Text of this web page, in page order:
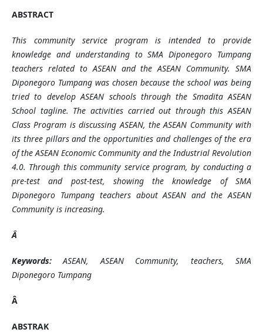
ABSTRACT
This community service program is intended to provide
knowledge and understanding to SMA Diponegoro Tumpang
teachers related to ASEAN and the ASEAN Community. SMA
Diponegoro Tumpang was chosen because the school was being
triedto develop ASEAN schools through the Smadita ASEAN
School tagline. The activities carried out throughthis ASEAN
Class Program is discussing ASEAN, the ASEAN Community with
its three pillars and the opportunities and challenges of the era
of the ASEAN Economic Community and the Industrial Revolution
4.0. Through this community service program, by conducting a
pre-test and post-test, showing the knowledge of SMA
Diponegoro Tumpang teachers about ASEAN and the ASEAN
Community is increasing.
Â
Keywords: ASEAN, ASEAN Community, teachers,SMA
Diponegoro Tumpang
Â
ABSTRAK